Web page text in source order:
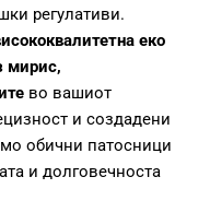
регулативи.
еко
мирис,
во вашиот
и создадени
обични патосници
и долговечноста